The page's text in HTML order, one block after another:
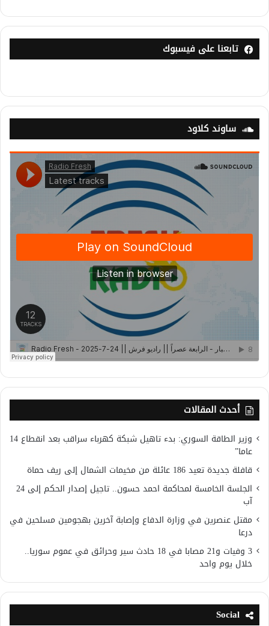
تابعنا على فيسبوك
ساوند كلاود
أحدث المقالات
وزير الطاقة السوري: بدء تاهيل شبكة كهرباء سراقب بعد انقطاع 14
عاما”
قافلة جديدة تعيد 186 عائلة من مخيمات الشمال إلى ريف حماة
الجلسة الخامسة لمحاكمة احمد حسون.. تاجيل إصدار الحكم إلى 24
آب
مقتل عنصرين في وزارة الدفاع وإصابة آخرين بهجومين مسلحين في
درعا
3 وفيات و21 مصابا في 18 حادث سير وحرائق في عموم سوريا..
خلال يوم واحد
Social